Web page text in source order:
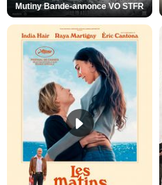
Mutiny Bande-annonce VO STFR